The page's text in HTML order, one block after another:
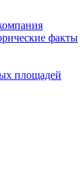
факты
площадей